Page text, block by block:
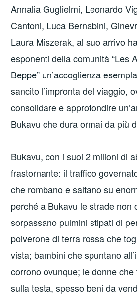
Annalia Guglielmi, Leonardo
Cantoni, Luca Bernabini,
Laura Miszerak, al suo arrivo
esponenti della comunità “Les
Beppe” un’accoglienza
sancito l’impronta del viaggio,
consolidare e approfondire
Bukavu che dura ormai da più
Bukavu, con i suoi 2 milioni di
frastornante: il traffico
che rombano e saltano su
perché a Bukavu le strade non
sorpassano pulmini stipati di
polverone di terra rossa che
vista; bambini che spuntano
corrono ovunque; le donne
sulla testa, spesso beni da